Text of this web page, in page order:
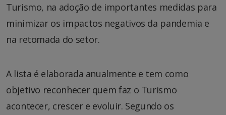
Turismo, na adoção de importantes medidas para
minimizar os impactos negativos da pandemia e
na retomada do setor.
A lista é elaborada anualmente e tem como
objetivo reconhecer quem faz o Turismo
acontecer, crescer e evoluir. Segundo os